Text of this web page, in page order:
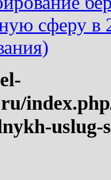
сферу в
uslug-